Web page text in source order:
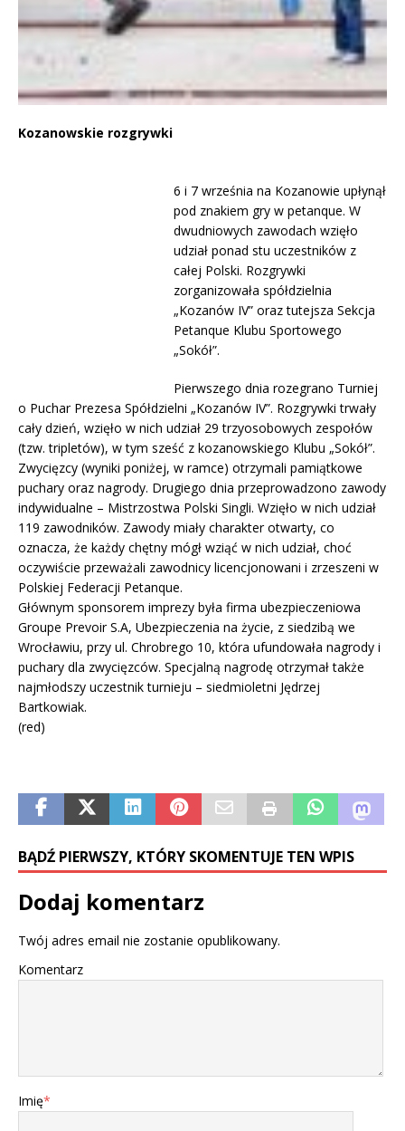
Kozanowskie rozgrywki
6 i 7 września na Kozanowie upłynął
pod znakiem gry w petanque. W
dwudniowych zawodach wzięło
udział ponad stu uczestników z
całej Polski. Rozgrywki
zorganizowała spółdzielnia
„Kozanów IV” oraz tutejsza Sekcja
Petanque Klubu Sportowego
„Sokół”.
Pierwszego dnia rozegrano Turniej
o Puchar Prezesa Spółdzielni „Kozanów IV”. Rozgrywki trwały
cały dzień, wzięło w nich udział 29 trzyosobowych zespołów
(tzw. tripletów), w tym sześć z kozanowskiego Klubu „Sokół”.
Zwycięzcy (wyniki poniżej, w ramce) otrzymali pamiątkowe
puchary oraz nagrody. Drugiego dnia przeprowadzono zawody
indywidualne – Mistrzostwa Polski Singli. Wzięło w nich udział
119 zawodników. Zawody miały charakter otwarty, co
oznacza, że każdy chętny mógł wziąć w nich udział, choć
oczywiście przeważali zawodnicy licencjonowani i zrzeszeni w
Polskiej Federacji Petanque.
Głównym sponsorem imprezy była firma ubezpieczeniowa
Groupe Prevoir S.A, Ubezpieczenia na życie, z siedzibą we
Wrocławiu, przy ul. Chrobrego 10, która ufundowała nagrody i
puchary dla zwycięzców. Specjalną nagrodę otrzymał także
najmłodszy uczestnik turnieju – siedmioletni Jędrzej
Bartkowiak.
(red)
BĄDŹ PIERWSZY, KTÓRY SKOMENTUJE TEN WPIS
Dodaj komentarz
Twój adres email nie zostanie opublikowany.
Komentarz
Imię*